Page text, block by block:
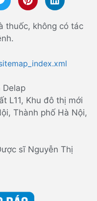
thuốc, không có tác
Delap
L11, Khu đô thị mới
Thành phố Hà Nội,
sĩ Nguyễn Thị